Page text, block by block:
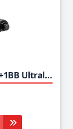
Seaknight Archer Spinnrolle 8+1BB Ultraleichte Angelrolle Karpfen 4.9: 1 5.2: 1 Frisches Wasser Max Drag 29LB